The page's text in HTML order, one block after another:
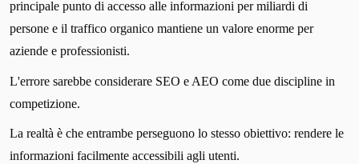
principale punto di accesso alle informazioni per miliardi di
persone e il traffico organico mantiene un valore enorme per
aziende e professionisti.
L'errore sarebbe considerare SEO e AEO come due discipline in
competizione.
La realtà è che entrambe perseguono lo stesso obiettivo: rendere le
informazioni facilmente accessibili agli utenti.